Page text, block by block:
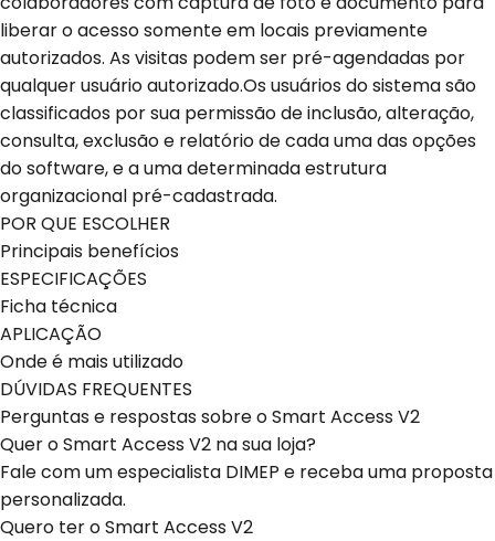
liberar o acesso somente em locais previamente
autorizados. As visitas podem ser pré-agendadas por
qualquer usuário autorizado.Os usuários do sistema são
classificados por sua permissão de inclusão, alteração,
consulta, exclusão e relatório de cada uma das opções
do software, e a uma determinada estrutura
organizacional pré-cadastrada.
POR QUE ESCOLHER
Principais benefícios
ESPECIFICAÇÕES
Ficha técnica
APLICAÇÃO
Onde é mais utilizado
DÚVIDAS FREQUENTES
Perguntas e respostas sobre o Smart Access V2
Quer o Smart Access V2 na sua loja?
Fale com um especialista DIMEP e receba uma proposta
personalizada.
Quero ter o Smart Access V2